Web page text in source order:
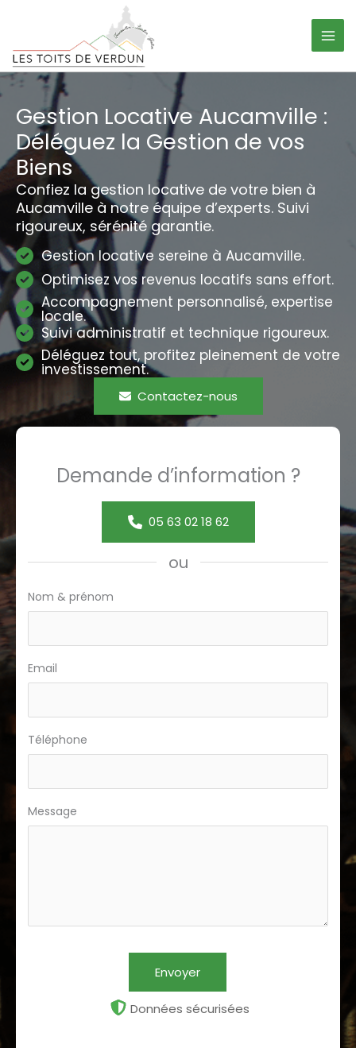
contenu
Gestion Locative Aucamville :
Déléguez la Gestion de vos
Biens
Confiez la gestion locative de votre bien à
Aucamville à notre équipe d’experts. Suivi
rigoureux, sérénité garantie.
Gestion locative sereine à Aucamville.
Optimisez vos revenus locatifs sans effort.
Accompagnement personnalisé, expertise
locale.
Suivi administratif et technique rigoureux.
Déléguez tout, profitez pleinement de votre
investissement.
Contactez-nous
Demande d’information ?
05 63 02 18 62
ou
Formulaire
page
Nom & prénom
Email
Téléphone
Message
Envoyer
Données sécurisées
Panneau de gestion des cookies